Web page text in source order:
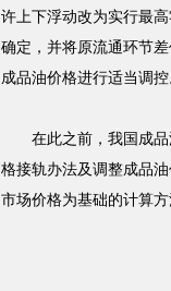
许上下浮动改为实行最
确定，并将原流通环节
成品油价格进行适当调控
在此之前，我国成品
格接轨办法及调整成品
市场价格为基础的计算方